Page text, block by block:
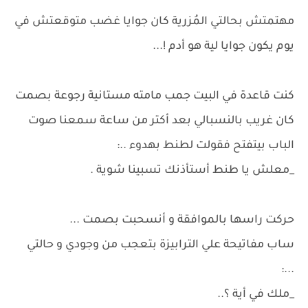
مهتمتش بحالتي المُزرية كان جوايا غضب متوقعتش في
يوم يكون جوايا لية هو أدم !...
كنت قاعدة في البيت جمب مامته مستانية رجوعة بصمت
كان غريب بالنسبالي بعد أكتر من ساعة سمعنا صوت
الباب بيتفتح فقولت لطنط بهدوء ..:
_معلش يا طنط أستأذنك تسبينا شوية .
حركت راسها بالموافقة و أنسحبت بصمت ...
ساب مفاتيحة علي الترابيزة بتعجب من وجودي و حالتي
...:
_ملك في أية ؟..